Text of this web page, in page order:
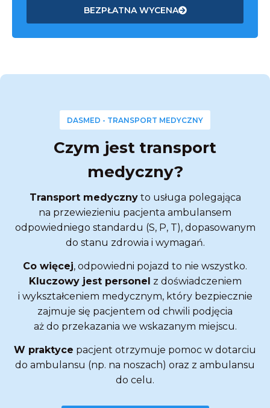
BEZPŁATNA WYCENA
DASMED - TRANSPORT MEDYCZNY
Czym jest transport
medyczny?
Transport medycznyto usługa polegająca
na przewiezieniu pacjenta ambulansem
odpowiedniego standardu (S, P, T), dopasowanym
do stanu zdrowia i wymagań.
Co więcej, odpowiedni pojazd to nie wszystko.
Kluczowy jest personel z doświadczeniem
i wykształceniem medycznym, który bezpiecznie
zajmuje się pacjentem od chwili podjęcia
aż do przekazania we wskazanym miejscu.
W praktyce pacjent otrzymuje pomoc w dotarciu
do ambulansu (np. na noszach) oraz z ambulansu
do celu.